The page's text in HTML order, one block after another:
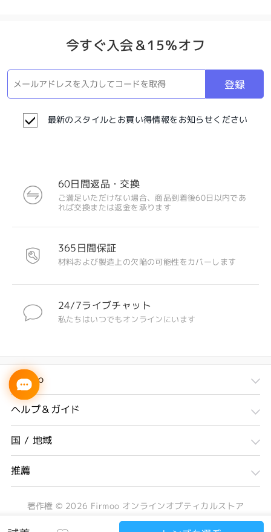
今すぐ入会＆15％オフ
登録
最新のスタイルとお買い得情報をお知らせください
60日間返品・交換
ご満足いただけない場合、商品到着後60日以内であ
れば交換または返金を承ります
365日間保証
材料および製造上の欠陥の可能性をカバーします
24/7ライブチャット
私たちはいつでもオンラインにいます
Firmoo
ヘルプ＆ガイド
国 / 地域
推薦
著作権 © 2026 Firmoo オンラインオプティカルストア